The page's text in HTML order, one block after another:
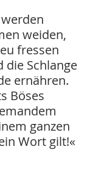
weiden,
fressen
die Schlange
ernähren.
Böses
ganzen
Wort gilt!«